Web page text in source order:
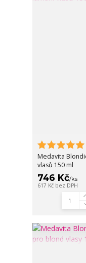
Medavita
vlasů 150 ml
746 Kč/ks
617 Kč bez DPH